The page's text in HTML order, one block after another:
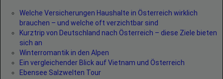
Welche Versicherungen Haushalte in Österreich wirklich
brauchen – und welche oft verzichtbar sind
Kurztrip von Deutschland nach Österreich – diese Ziele bieten
sich an
Winterromantik in den Alpen
Ein vergleichender Blick auf Vietnam und Österreich
Ebensee Salzwelten Tour